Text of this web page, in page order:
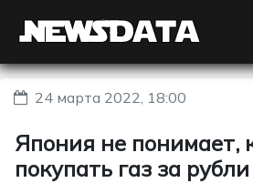
24 марта 2022, 18:00
Япония не понимает,
покупать газ за рубли